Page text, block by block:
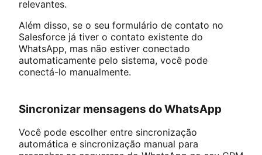
relevantes.
Além disso, se o seu formulário de contato no
Salesforce já tiver o contato existente do
WhatsApp, mas não estiver conectado
automaticamente pelo sistema, você pode
conectá-lo manualmente.
Sincronizar mensagens do WhatsApp
Você pode escolher entre sincronização
automática e sincronização manual para